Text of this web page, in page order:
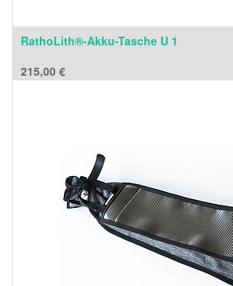
RathoLith®-Akku-Tasche U 1
215,00 €